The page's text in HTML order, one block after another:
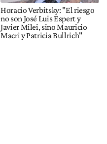
Horacio Verbitsky: "El riesgo
no son José Luis Espert y
Javier Milei, sino Mauricio
Macri y Patricia Bullrich"